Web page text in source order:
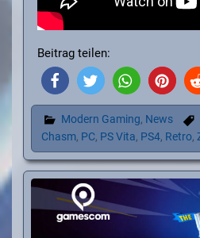
Beitrag teilen:
Modern Gaming, News
Chasm, PC, PS Vita, PS4, Retro,